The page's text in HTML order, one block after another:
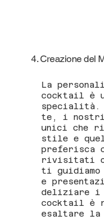
4. Creazione del
La
cocktail è
specialità.
te, i nostri
unici che
stile e
preferisca
rivisitati o
ti
e
deliziare i
cocktail è
esaltare la